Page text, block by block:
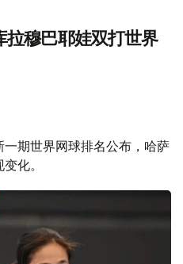
拉穆巴耶娃双打世界
一期世界网球排名公布，哈萨
化。